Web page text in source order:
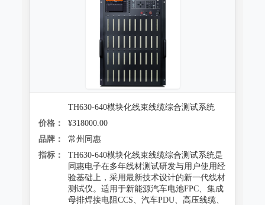
TH630-640模块化线束线缆综合测试系统
价格：
¥318000.00
品牌：
常州同惠
指标：
TH630-640模块化线束线缆综合测试系统是
同惠电子在多年线材测试研发与用户使用经
验基础上，采用最新技术设计的新一代线材
测试仪。适用于新能源汽车电池FPC、集成
母排焊接电阻CCS、汽车PDU、高压线缆、